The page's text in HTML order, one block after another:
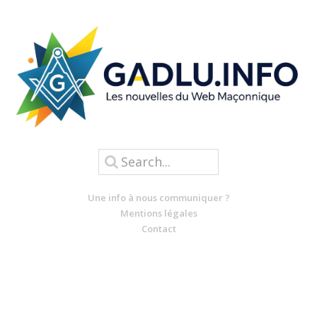
Une info à nous communiquer ?
Mentions légales
Contact